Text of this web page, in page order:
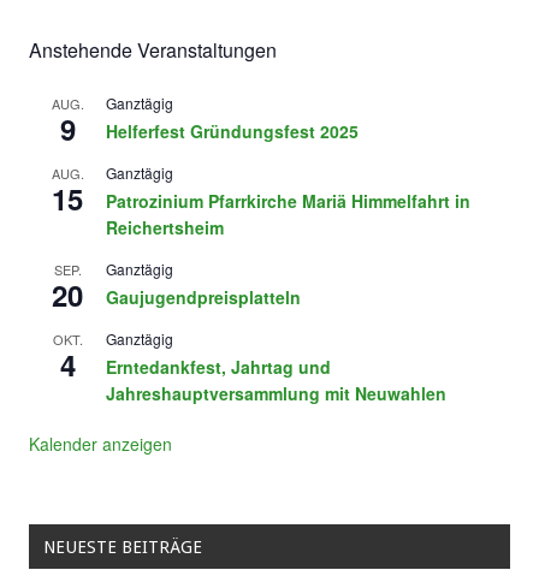
Anstehende Veranstaltungen
AUG.
9
Ganztägig
Helferfest Gründungsfest 2025
AUG.
15
Ganztägig
Patrozinium Pfarrkirche Mariä Himmelfahrt in
Reichertsheim
SEP.
20
Ganztägig
Gaujugendpreisplatteln
OKT.
4
Ganztägig
Erntedankfest, Jahrtag und
Jahreshauptversammlung mit Neuwahlen
Kalender anzeigen
NEUESTE BEITRÄGE